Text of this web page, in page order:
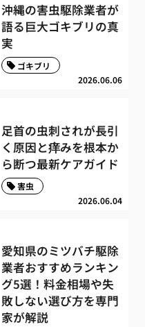
沖縄の害虫駆除業者が
語る巨大ゴキブリの真
実
2026.06.06
ゴキブリ
足首の虫刺されが長引
く原因と痒みを根本か
ら断つ最新ケアガイド
2026.06.04
害虫
愛知県のミツバチ駆除
業者おすすめランキン
グ5選！料金相場や失
敗しない選び方を専門
家が解説